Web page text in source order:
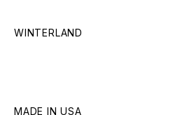
WINTERLAND
MADE IN USA